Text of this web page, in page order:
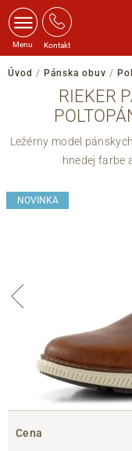
Menu Kontakt
Úvod / Pánska obuv /
RIEKER
Ležérny model
hnedej farbe
NOVINKA
Cena